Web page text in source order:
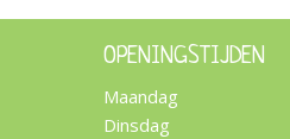
OPENINGSTIJDEN
Maandag
Dinsdag